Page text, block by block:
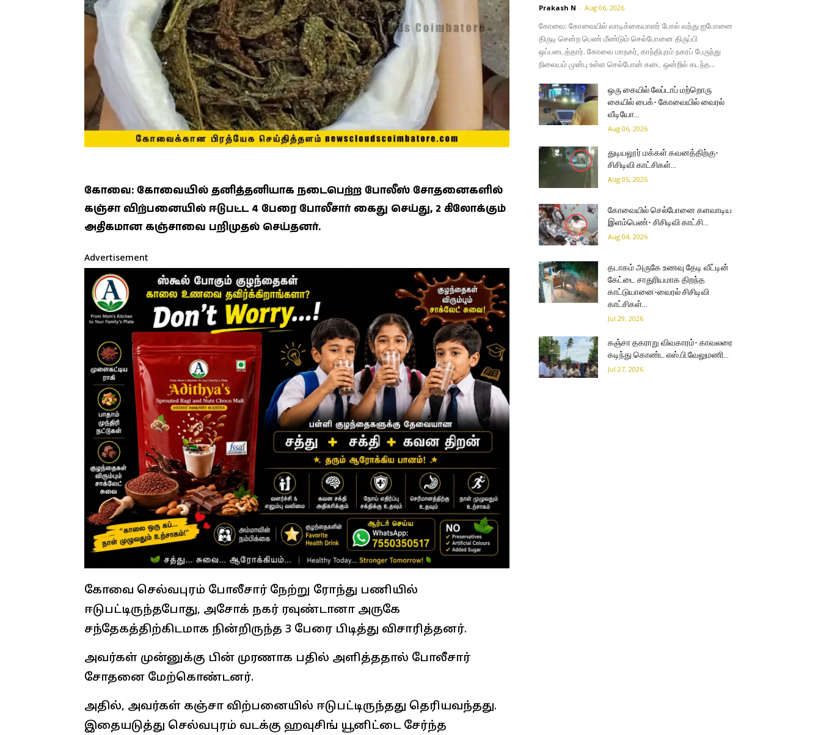
கோவை: கோவையில் தனித்தனியாக நடைபெற்ற போலீஸ் சோதனைகளில்
கஞ்சா விற்பனையில் ஈடுபட்ட 4 பேரை போலீசார் கைது செய்து, 2 கிலோக்கும்
அதிகமான கஞ்சாவை பறிமுதல் செய்தனர்.
Advertisement
கோவை செல்வபுரம் போலீசார் நேற்று ரோந்து பணியில்
ஈடுபட்டிருந்தபோது, அசோக் நகர் ரவுண்டானா அருகே
சந்தேகத்திற்கிடமாக நின்றிருந்த 3 பேரை பிடித்து விசாரித்தனர்.
அவர்கள் முன்னுக்கு பின் முரணாக பதில் அளித்ததால் போலீசார்
சோதனை மேற்கொண்டனர்.
அதில், அவர்கள் கஞ்சா விற்பனையில் ஈடுபட்டிருந்தது தெரியவந்தது.
இதையடுத்து செல்வபுரம் வடக்கு ஹவுசிங் யூனிட்டை சேர்ந்த
Prakash N - Aug 06, 2026
கோவை: கோவையில் வாடிக்கையாளர் போல் வந்து ஐபோனை
திருடி சென்ற பெண் மீண்டும் செல்போனை திருப்பி
ஒப்படைத்தார். கோவை மாநகர், காந்திபுரம் நகரப் பேருந்து
நிலையம் முன்பு உள்ள செல்போன் கடை ஒன்றில் கடந்த...
ஒரு கையில் லேப்டாப் மற்றொரு
கையில் பைக்- கோவையில் வைரல்
வீடியோ…
Aug 06, 2026
துடியலூர் மக்கள் கவனத்திற்கு-
சிசிடிவி காட்சிகள்…
Aug 05, 2026
கோவையில் செல்போனை களவாடிய
இளம்பெண்- சிசிடிவி காட்சி…
Aug 04, 2026
தடாகம் அருகே உணவு தேடி வீட்டின்
கேட்டை சாதுரியமாக திறந்த
காட்டுயானை-வைரல் சிசிடிவி
காட்சிகள்…
Jul 29, 2026
கஞ்சா தகராறு விவகாரம்- காவலரை
கடிந்து கொண்ட எஸ்.பி.வேலுமணி…
Jul 27, 2026